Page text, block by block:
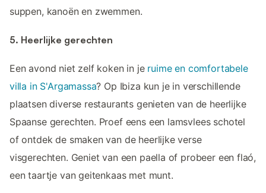
suppen, kanoën en zwemmen.
5. Heerlijke gerechten
Een avond niet zelf koken in je ruime en comfortabele
villa in S'Argamassa? Op Ibiza kun je in verschillende
plaatsen diverse restaurants genieten van de heerlijke
Spaanse gerechten. Proef eens een lamsvlees schotel
of ontdek de smaken van de heerlijke verse
visgerechten. Geniet van een paella of probeer een flaó,
een taartje van geitenkaas met munt.